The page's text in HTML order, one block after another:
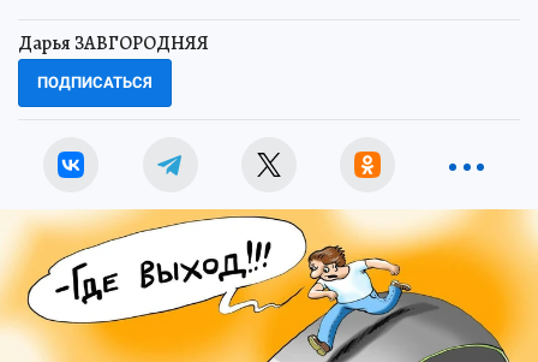
Дарья ЗАВГОРОДНЯЯ
ПОДПИСАТЬСЯ